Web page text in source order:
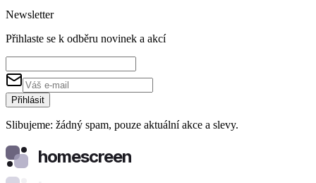
Newsletter
Přihlaste se k odběru novinek a akcí
Přihlásit
Slibujeme: žádný spam, pouze aktuální akce a slevy.
homescreen